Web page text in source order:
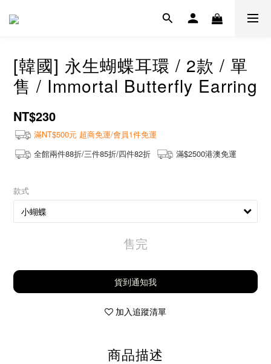
[韓國] 永生蝴蝶耳環 / 2款 / 單
售 / Immortal Butterfly Earring
NT$230
滿NT$500元 超商免運/會員1件免運
全館兩件88折/三件85折/四件82折
滿$2500港澳免運
款式
售完
貨到通知我
加入追蹤清單
商品描述